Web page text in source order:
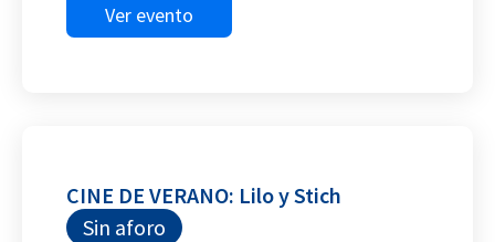
Ver evento
CINE DE VERANO: Lilo y Stich
Sin aforo